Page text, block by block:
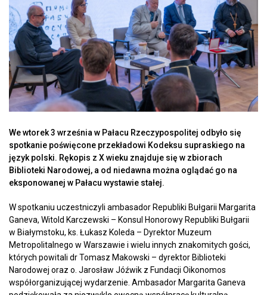
We wtorek 3 września w Pałacu Rzeczypospolitej odbyło się
spotkanie poświęcone przekładowi Kodeksu supraskiego na
język polski. Rękopis z X wieku znajduje się w zbiorach
Biblioteki Narodowej, a od niedawna można oglądać go na
eksponowanej w Pałacu wystawie stałej.
W spotkaniu uczestniczyli ambasador Republiki Bułgarii Margarita
Ganeva, Witold Karczewski – Konsul Honorowy Republiki Bułgarii
w Białymstoku, ks. Łukasz Koleda – Dyrektor Muzeum
Metropolitalnego w Warszawie i wielu innych znakomitych gości,
których powitali dr Tomasz Makowski – dyrektor Biblioteki
Narodowej oraz o. Jarosław Jóźwik z Fundacji Oikonomos
współorganizującej wydarzenie. Ambasador Margarita Ganeva